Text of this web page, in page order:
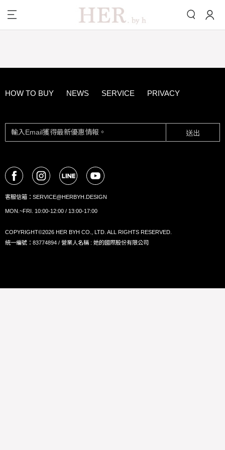
HOW TO BUY NEWS SERVICE PRIVACY
送出
客服信箱： SERVICE@HERBYH.DESIGN
MON.~FRI. 10:00-12:00 / 13:00-17:00
COPYRIGHT©2026 HER BYH CO., LTD. ALL RIGHTS RESERVED.
統一編號：83774894 / 營業人名稱 : 她的國際股份有限公司